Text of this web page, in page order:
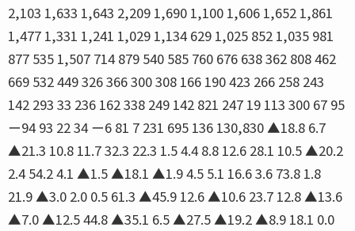
2,103 1,633 1,643 2,209 1,690 1,100 1,606 1,652 1,861
1,477 1,331 1,241 1,029 1,134 629 1,025 852 1,035 981
877 535 1,507 714 879 540 585 760 676 638 362 808 462
669 532 449 326 366 300 308 166 190 423 266 258 243
142 293 33 236 162 338 249 142 821 247 19 113 300 67 95
ー94 93 22 34 ー6 81 7 231 695 136 130,830 ▲18.8 6.7
▲21.3 10.8 11.7 32.3 22.3 1.5 4.4 8.8 12.6 28.1 10.5 ▲20.2
2.4 54.2 4.1 ▲1.5 ▲18.1 ▲1.9 4.5 5.1 16.6 3.6 73.8 1.8
21.9 ▲3.0 2.0 0.5 61.3 ▲45.9 12.6 ▲10.6 23.7 12.8 ▲13.6
▲7.0 ▲12.5 44.8 ▲35.1 6.5 ▲27.5 ▲19.2 ▲8.9 18.1 0.0